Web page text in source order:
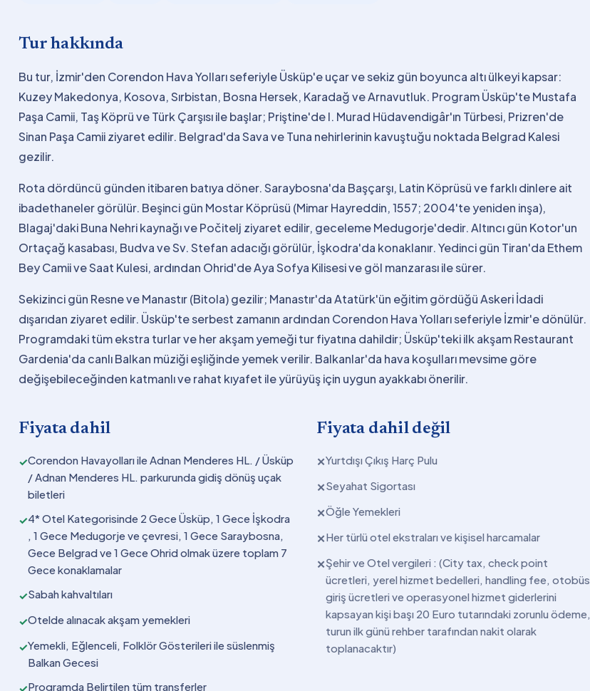
Tur hakkında
Bu tur, İzmir'den Corendon Hava Yolları seferiyle Üsküp'e uçar ve sekiz gün boyunca altı ülkeyi kapsar:
Kuzey Makedonya, Kosova, Sırbistan, Bosna Hersek, Karadağ ve Arnavutluk. Program Üsküp'te Mustafa
Paşa Camii, Taş Köprü ve Türk Çarşısı ile başlar; Priştine'de I. Murad Hüdavendigâr'ın Türbesi, Prizren'de
Sinan Paşa Camii ziyaret edilir. Belgrad'da Sava ve Tuna nehirlerinin kavuştuğu noktada Belgrad Kalesi
gezilir.
Rota dördüncü günden itibaren batıya döner. Saraybosna'da Başçarşı, Latin Köprüsü ve farklı dinlere ait
ibadethaneler görülür. Beşinci gün Mostar Köprüsü (Mimar Hayreddin, 1557; 2004'te yeniden inşa),
Blagaj'daki Buna Nehri kaynağı ve Počitelj ziyaret edilir, geceleme Medugorje'dedir. Altıncı gün Kotor'un
Ortaçağ kasabası, Budva ve Sv. Stefan adacığı görülür, İşkodra'da konaklanır. Yedinci gün Tiran'da Ethem
Bey Camii ve Saat Kulesi, ardından Ohrid'de Aya Sofya Kilisesi ve göl manzarası ile sürer.
Sekizinci gün Resne ve Manastır (Bitola) gezilir; Manastır'da Atatürk'ün eğitim gördüğü Askeri İdadi
dışarıdan ziyaret edilir. Üsküp'te serbest zamanın ardından Corendon Hava Yolları seferiyle İzmir'e dönülür.
Programdaki tüm ekstra turlar ve her akşam yemeği tur fiyatına dahildir; Üsküp'teki ilk akşam Restaurant
Gardenia'da canlı Balkan müziği eşliğinde yemek verilir. Balkanlar'da hava koşulları mevsime göre
değişebileceğinden katmanlı ve rahat kıyafet ile yürüyüş için uygun ayakkabı önerilir.
Fiyata dahil
✓Corendon Havayolları ile Adnan Menderes HL. / Üsküp
/ Adnan Menderes HL. parkurunda gidiş dönüş uçak
biletleri
✓4* Otel Kategorisinde 2 Gece Üsküp, 1 Gece İşkodra
, 1 Gece Medugorje ve çevresi, 1 Gece Saraybosna,
Gece Belgrad ve 1 Gece Ohrid olmak üzere toplam 7
Gece konaklamalar
✓Sabah kahvaltıları
✓Otelde alınacak akşam yemekleri
✓Yemekli, Eğlenceli, Folklör Gösterileri ile süslenmiş
Balkan Gecesi
✓Programda Belirtilen tüm transferler
Fiyata dahil değil
✕Yurtdışı Çıkış Harç Pulu
✕Seyahat Sigortası
✕Öğle Yemekleri
✕Her türlü otel ekstraları ve kişisel harcamalar
✕Şehir ve Otel vergileri : (City tax, check point
ücretleri, yerel hizmet bedelleri, handling fee, otobüs
giriş ücretleri ve operasyonel hizmet giderlerini
kapsayan kişi başı 20 Euro tutarındaki zorunlu ödeme,
turun ilk günü rehber tarafından nakit olarak
toplanacaktır)